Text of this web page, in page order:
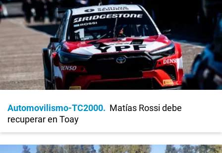
Automovilismo-TC2000
Matías Rossi debe
recuperar en Toay